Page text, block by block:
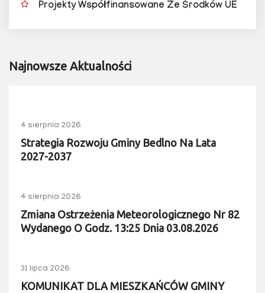
Projekty Współfinansowane Ze Środków UE
Najnowsze Aktualności
4 sierpnia 2026
Strategia Rozwoju Gminy Bedlno Na Lata
2027-2037
4 sierpnia 2026
Zmiana Ostrzeżenia Meteorologicznego Nr 82
Wydanego O Godz. 13:25 Dnia 03.08.2026
31 lipca 2026
KOMUNIKAT DLA MIESZKAŃCÓW GMINY